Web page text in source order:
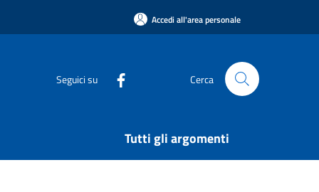
Accedi all'area personale
Seguici su Cerca
Tutti gli argomenti